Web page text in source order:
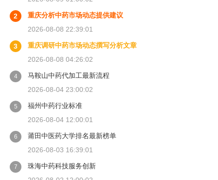
2
重庆分析中药市场动态提供建议
2026-08-08 22:39:01
3
重庆调研中药市场动态撰写分析文章
2026-08-08 04:26:02
4
马鞍山中药代加工最新流程
2026-08-04 23:00:02
5
福州中药行业标准
2026-08-04 12:00:01
6
莆田中医药大学排名最新榜单
2026-08-03 16:39:01
7
珠海中药科技服务创新